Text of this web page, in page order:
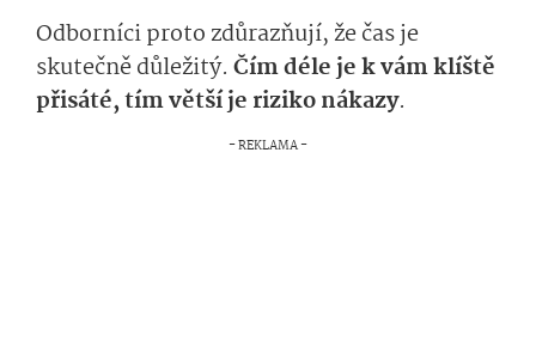
Odborníci proto zdůrazňují, že čas je
skutečně důležitý. Čím déle je k vám klíště
přisáté, tím větší je riziko nákazy.